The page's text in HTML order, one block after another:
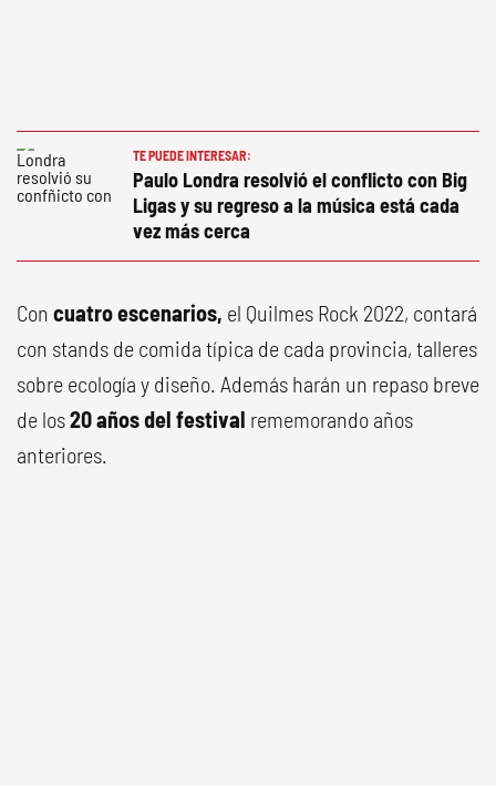
TE PUEDE INTERESAR:
Paulo Londra resolvió el conflicto con Big
Ligas y su regreso a la música está cada
vez más cerca
Con cuatro escenarios, el Quilmes Rock 2022, contará
con stands de comida típica de cada provincia, talleres
sobre ecología y diseño. Además harán un repaso breve
de los20 años del festival rememorando años
anteriores.